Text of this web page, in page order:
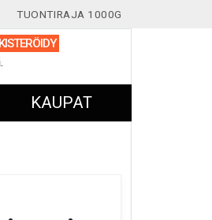
TUONTIRAJA 1000G
KAUPAT